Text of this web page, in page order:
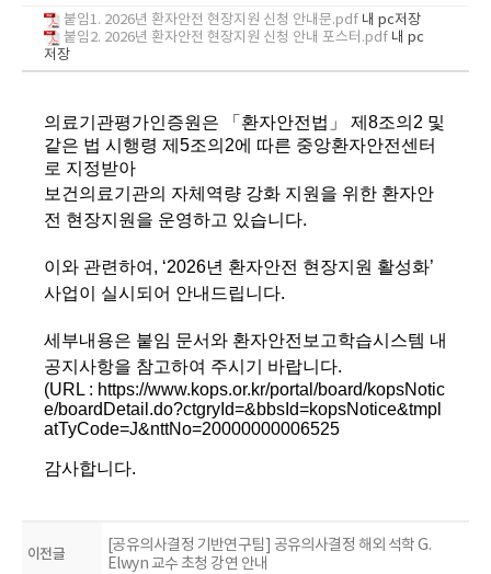
붙임1. 2026년 환자안전 현장지원 신청 안내문.pdf 내 pc저장
붙임2. 2026년 환자안전 현장지원 신청 안내 포스터.pdf 내 pc
저장
의료기관평가인증원은 「환자안전법」 제8조의2 및
같은 법 시행령 제5조의2에 따른 중앙환자안전센터
로 지정받아
보건의료기관의 자체역량 강화 지원을 위한 환자안
전 현장지원을 운영하고 있습니다.
이와 관련하여, ‘2026년 환자안전 현장지원 활성화’
사업이 실시되어 안내드립니다.
세부내용은 붙임 문서와 환자안전보고학습시스템 내
공지사항을 참고하여 주시기 바랍니다.
(URL : https://www.kops.or.kr/portal/board/kopsNotic
e/boardDetail.do?ctgryId=&bbsId=kopsNotice&tmpl
atTyCode=J&nttNo=20000000006525
감사합니다.
이전글
[공유의사결정 기반연구팀] 공유의사결정 해외 석학 G.
Elwyn 교수 초청 강연 안내